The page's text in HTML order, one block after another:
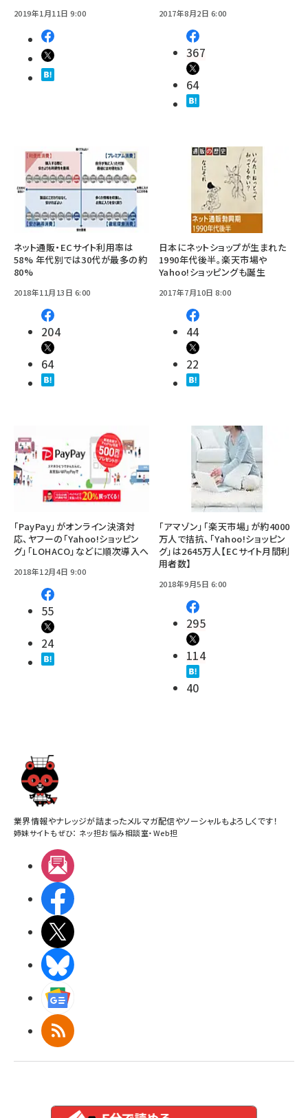
2019年1月11日 9:00 2017年8月2日 6:00
367
64
ネット通販・ECサイト利用率は
58% 年代別では30代が最多の約
80%
2018年11月13日 6:00
204
64
日本にネットショップが生まれた
1990年代後半。楽天市場や
Yahoo!ショッピングも誕生
2017年7月10日 8:00
44
22
「PayPay」がオンライン決済対
応、ヤフーの「Yahoo!ショッピン
グ」「LOHACO」などに順次導入へ
2018年12月4日 9:00
55
24
「アマゾン」「楽天市場」が約4000
万人で拮抗、「Yahoo!ショッピン
グ」は2645万人【ECサイト月間利
用者数】
2018年9月5日 6:00
295
114
40
業界情報やナレッジが詰まったメルマガ配信やソーシャルもよろしくです！
姉妹サイトもぜひ： ネッ担お悩み相談室・Web担
RSS